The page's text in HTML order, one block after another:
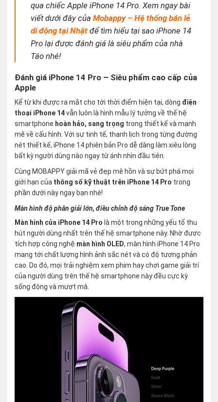
qua chiếc Apple iPhone 14 Pro. Xem ngay bài
viết dưới đây củaMobappy – Hệ thống bán lẻ
di động tại Nhật để tìm hiểu tại sao iPhone 14
Pro lại được đánh giá là siêu phẩm của nhà
Táo nhé!
Đánh giá iPhone 14 Pro – Siêu phẩm cao cấp của
Apple
Kể từ khi được ra mắt cho tới thời điểm hiện tại, dòng điện
thoại iPhone 14vẫn luôn là hình mẫu lý tưởng về thế hệ
smartphone hoàn hảo, sang trọng trong thiết kế và mạnh
mẽ về cấu hình. Với sự tinh tế, thanh lịch trong từng đường
nét thiết kế, iPhone 14 phiên bản Pro dễ dàng làm xiêu lòng
bất kỳ người dùng nào ngay từ ánh nhìn đầu tiên.
Cùng MOBAPPY giải mã vẻ đẹp mê hồn và sự bứt phá mọi
giới hạn của thông số kỹ thuật trên iPhone 14 Pro trong
phần dưới này ngay bạn nhé!
Màn hình độ phân giải lớn, điều chỉnh độ sáng True Tone
Màn hình của iPhone 14 Pro là một trong những yếu tố thu
hút người dùng nhất trên thế hệ smartphone này. Nhờ được
tích hợp công nghệ màn hình OLED, màn hình iPhone 14 Pro
mang tới chất lượng hình ảnh sắc nét và có độ tương phản
cao. Do đó, mọi trải nghiệm xem phim hay chơi game giải trí
của người dùng trên thế hệ smartphone này đều cực kỳ
sống động và mượt mà.